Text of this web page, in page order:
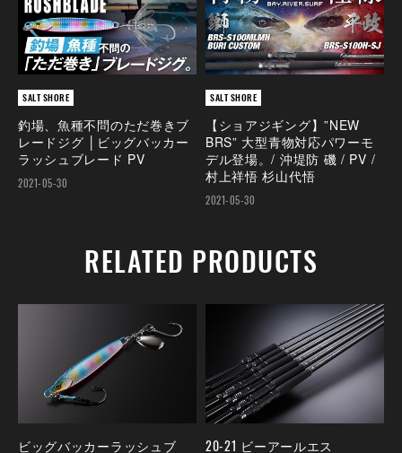
SALT SHORE
釣場、魚種不問のただ巻きブ
レードジグ │ビッグバッカー
ラッシュブレード PV
2021-05-30
SALT SHORE
【ショアジギング】”NEW
BRS” 大型青物対応パワーモ
デル登場。/ 沖堤防 磯 / PV /
村上祥悟 杉山代悟
2021-05-30
RELATED PRODUCTS
ビッグバッカーラッシュブ
20-21 ビーアールエス